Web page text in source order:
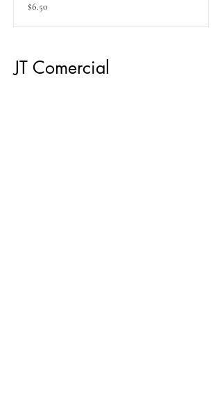
$6.50
JT Comercial